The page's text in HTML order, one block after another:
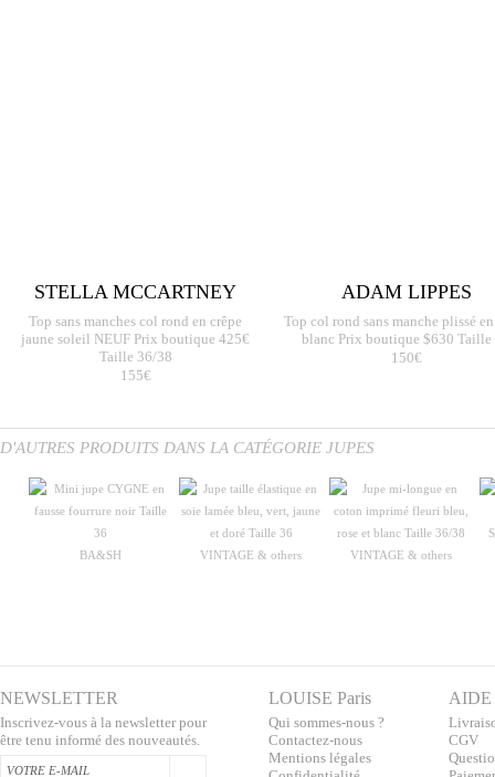
STELLA MCCARTNEY
Top sans manches col rond en crêpe
jaune soleil NEUF Prix boutique 425€
Taille 36/38
155€
ADAM LIPPES
Top col rond sans manche plissé
blanc Prix boutique $630 Taille
150€
D'AUTRES PRODUITS DANS LA CATÉGORIE JUPES
BA&SH VINTAGE & others VINTAGE & others
NEWSLETTER
Inscrivez-vous à la newsletter pour
être tenu informé des nouveautés.
LOUISE Paris
Qui sommes-nous ?
Contactez-nous
Mentions légales
AIDE
CGV